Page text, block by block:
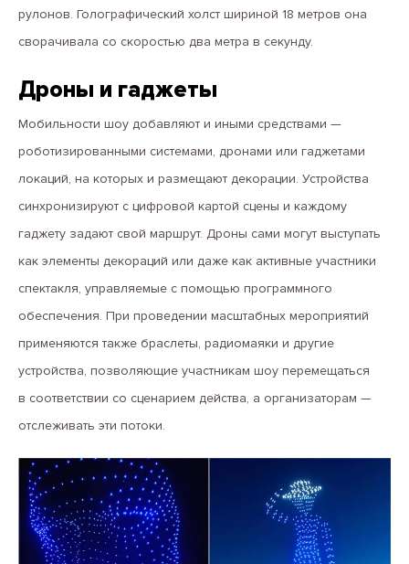
рулонов. Голографический холст шириной 18 метров она
сворачивала со скоростью два метра в секунду.
Дроны и гаджеты
Мобильности шоу добавляют и иными средствами —
роботизированными системами, дронами или гаджетами
локаций, на которых и размещают декорации. Устройства
синхронизируют с цифровой картой сцены и каждому
гаджету задают свой маршрут. Дроны сами могут выступать
как элементы декораций или даже как активные участники
спектакля, управляемые с помощью программного
обеспечения. При проведении масштабных мероприятий
применяются также браслеты, радиомаяки и другие
устройства, позволяющие участникам шоу перемещаться
в соответствии со сценарием действа, а организаторам —
отслеживать эти потоки.